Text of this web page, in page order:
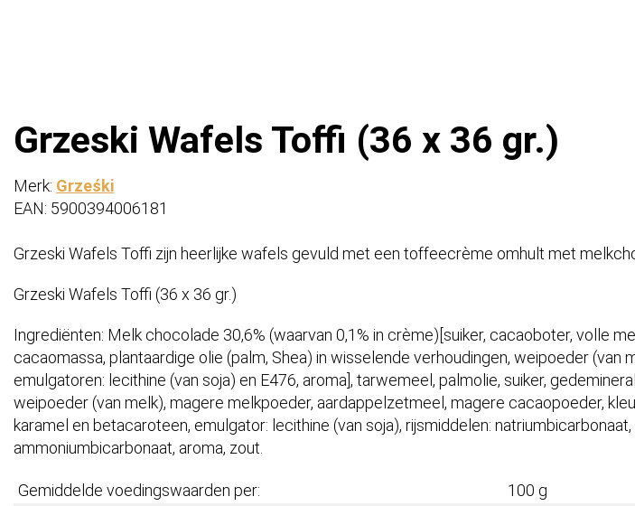
Grzeski Wafels Toffi (36 x 36 gr.)
Merk: Grześki
EAN: 5900394006181
Grzeski Wafels Toffi zijn heerlijke wafels gevuld met een toffeecrème omhult met
Grzeski Wafels Toffi (36 x 36 gr.)
Ingrediënten: Melk chocolade 30,6% (waarvan 0,1% in crème)[suiker, cacaoboter, volle
cacaomassa, plantaardige olie (palm, Shea) in wisselende verhoudingen, weipoeder (van
emulgatoren: lecithine (van soja) en E476, aroma], tarwemeel, palmolie, suiker,
weipoeder (van melk), magere melkpoeder, aardappelzetmeel, magere cacaopoeder,
karamel en betacaroteen, emulgator: lecithine (van soja), rijsmiddelen: natriumbicarbonaat,
ammoniumbicarbonaat, aroma, zout.
Gemiddelde voedingswaarden per: 100 g